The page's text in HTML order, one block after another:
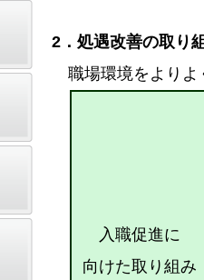
2．処遇改善の取り
職場環境をよりよ
入職促進に
向けた取り組み